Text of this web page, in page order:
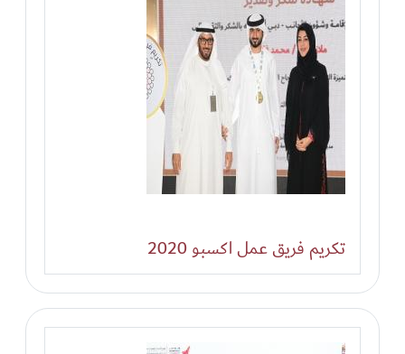
تكريم فريق عمل اكسبو 2020